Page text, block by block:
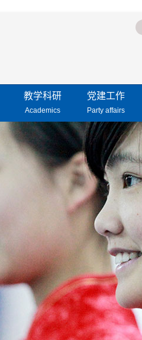
教学科研
Academics
党建工作
Party affairs